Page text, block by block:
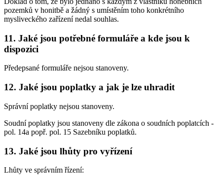
pozemků v honitbě a žádný s umístěním toho konkrétního
mysliveckého zařízení nedal souhlas.
11. Jaké jsou potřebné formuláře a kde jsou k
dispozici
Předepsané formuláře nejsou stanoveny.
12. Jaké jsou poplatky a jak je lze uhradit
Správní poplatky nejsou stanoveny.
Soudní poplatky jsou stanoveny dle zákona o soudních poplatcích -
pol. 14a popř. pol. 15 Sazebníku poplatků.
13. Jaké jsou lhůty pro vyřízení
Lhůty ve správním řízení: